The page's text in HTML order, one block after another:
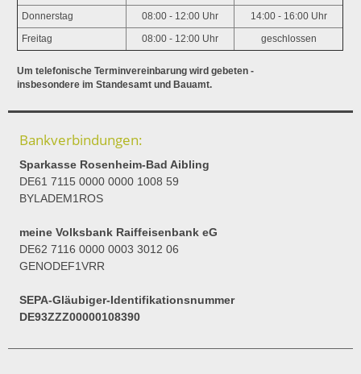
Donnerstag 08:00 - 12:00 Uhr 14:00 - 16:00 Uhr
Freitag 08:00 - 12:00 Uhr geschlossen
Um telefonische Terminvereinbarung wird gebeten -
insbesondere im Standesamt und Bauamt.
Bankverbindungen:
Sparkasse Rosenheim-Bad Aibling
DE61 7115 0000 0000 1008 59
BYLADEM1ROS
meine Volksbank Raiffeisenbank eG
DE62 7116 0000 0003 3012 06
GENODEF1VRR
SEPA-Gläubiger-Identifikationsnummer
DE93ZZZ00000108390